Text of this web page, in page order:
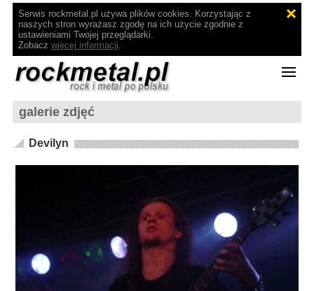
Serwis rockmetal.pl używa plików cookies. Korzystając z
naszych stron wyrażasz zgodę na ich użycie zgodnie z
ustawieniami Twojej przeglądarki.
Zobacz więcej informacji.
galerie zdjęć
Devilyn